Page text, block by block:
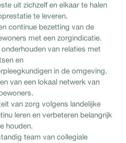
uit zichzelf en elkaar te halen
te leveren.
continue bezetting van de
met een zorgindicatie.
van relaties met
en
in de omgeving.
van een lokaal netwerk van
van zorg volgens landelijke
leren en verbeteren belangrijk
houden.
team van collegiale